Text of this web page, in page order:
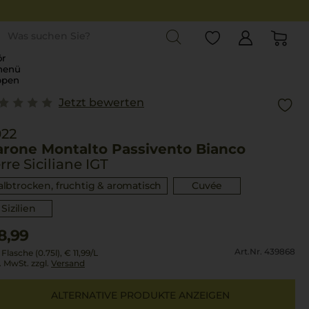
Jetzt bewerten
Montalto Passivento Bianco
Siciliane IGT
fruchtig & aromatisch
Cuvée
Sizilien
(0.75l), € 11,99/L
MwSt. zzgl. Versand
Art.Nr. 439868
ALTERNATIVE PRODUKTE ANZEIGEN